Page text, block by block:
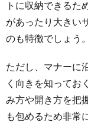
トに収納できるた
があったり大きい
のも特徴でしょう。
ただし、マナーに
く向きを知ってお
み方や開き方を把
も包めるため非常